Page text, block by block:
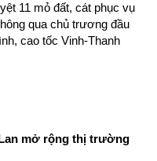
11 mỏ đất, cát phục vụ
qua chủ trương đầu
cao tốc Vinh-Thanh
mở rộng thị trường